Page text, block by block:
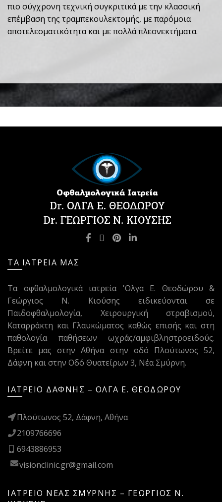
πιο σύγχρονη τεχνική συγκριτικά με την κλασσική
επέμβαση της τραμπεκουλεκτομής, με παρόμοια
αποτελεσματικότητα και με πολλά πλεονεκτήματα.
ΤΑ ΙΑΤΡΕΙΑ ΜΑΣ
Τα οφθαλμολογικά ιατρεία 'Ολγα Ε. Θεοδώρου &
Γεώργιος Ν. Κιούσης ειδικεύονται σε
Παιδοφθαλμολογία, Χειρουργική στραβισμού,
Καταρράκτη και Γλαυκώματος καθώς επισής και στη
παθολογία παθήσεων ωχράς/αμφιβληστροειδούς.
Βρείτε μας στην Αθήνα στην οδό Πλούτωνος 52,
Δάφνη και στην Οδό Θυατείρων 3, Νέα Σμύρνη.
ΙΑΤΡΕΙΟ ΔΑΦΝΗΣ – ΟΛΓΑ Ε. ΘΕΟΔΩΡΟΥ
Πλούτωνος 52, Δάφνη, Αθήνα
2109766696
6943886953
visionclinic.gr@gmail.com
ΙΑΤΡΕΙΟ ΝΕΑΣ ΣΜΥΡΝΗΣ – ΓΕΩΡΓΙΟΣ Ν.